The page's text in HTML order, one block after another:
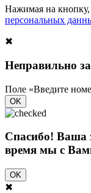
Нажимая на кнопку,
персональных
✖
Неправильно
Поле «Введите
OK
Спасибо! Ваша
время мы с
OK
✖